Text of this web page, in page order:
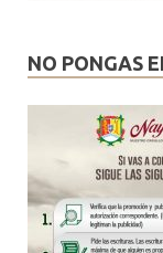
NO PONGAS